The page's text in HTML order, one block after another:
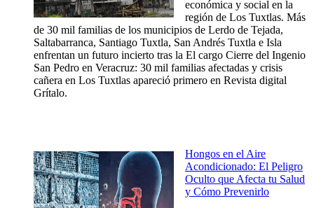
económica y social en la
región de Los Tuxtlas. Más
de 30 mil familias de los municipios de Lerdo de Tejada,
Saltabarranca, Santiago Tuxtla, San Andrés Tuxtla e Isla
enfrentan un futuro incierto tras la El cargo Cierre del Ingenio
San Pedro en Veracruz: 30 mil familias afectadas y crisis
cañera en Los Tuxtlas apareció primero en Revista digital
Grítalo.
Hongos en el Aire
Acondicionado: El Peligro
Oculto que Afecta tu Salud
y Cómo Prevenirlo